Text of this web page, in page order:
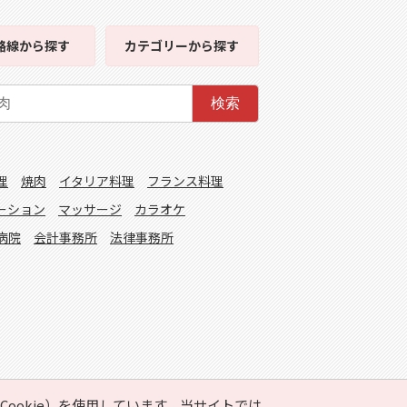
線から探す カテゴリーから探す
検索
焼肉 イタリア料理
フランス料理
ション マッサージ
カラオケ
院 会計事務所 法律事務所